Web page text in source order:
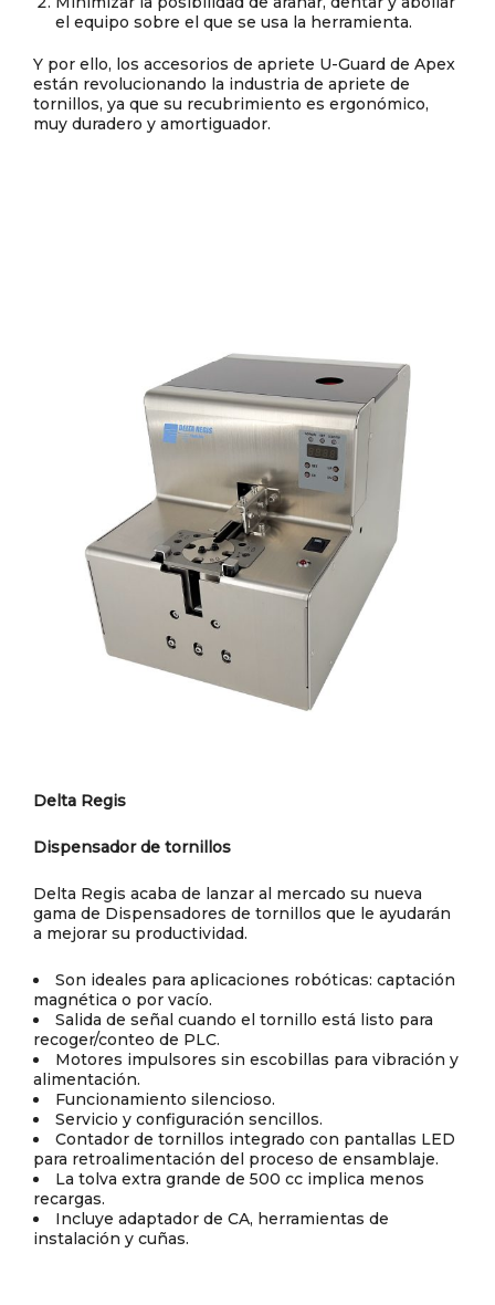
el equipo sobre el que se usa la herramienta.
Y por ello, los accesorios de apriete U-Guard de Apex
están revolucionando la industria de apriete de
tornillos, ya que su recubrimiento es ergonómico,
muy duradero y amortiguador.
Delta Regis
Dispensador de tornillos
Delta Regis acaba de lanzar al mercado su nueva
gama de Dispensadores de tornillos que le ayudarán
a mejorar su productividad.
Son ideales para aplicaciones robóticas: captación
magnética o por vacío.
Salida de señal cuando el tornillo está listo para
recoger/conteo de PLC.
Motores impulsores sin escobillas para vibración y
alimentación.
Funcionamiento silencioso.
Servicio y configuración sencillos.
Contador de tornillos integrado con pantallas LED
para retroalimentación del proceso de ensamblaje.
La tolva extra grande de 500 cc implica menos
recargas.
Incluye adaptador de CA, herramientas de
instalación y cuñas.